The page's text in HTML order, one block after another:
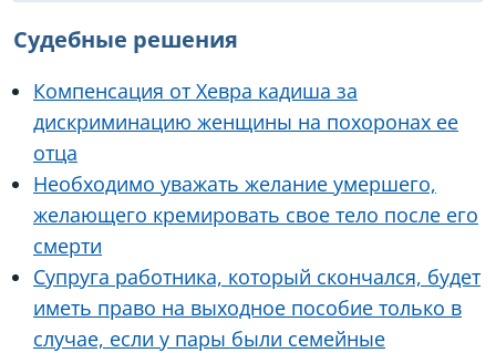
Судебные решения
Компенсация от Хевра кадиша за
дискриминацию женщины на похоронах ее
отца
Необходимо уважать желание умершего,
желающего кремировать свое тело после его
смерти
Супруга работника, который скончался, будет
иметь право на выходное пособие только в
случае, если у пары были семейные